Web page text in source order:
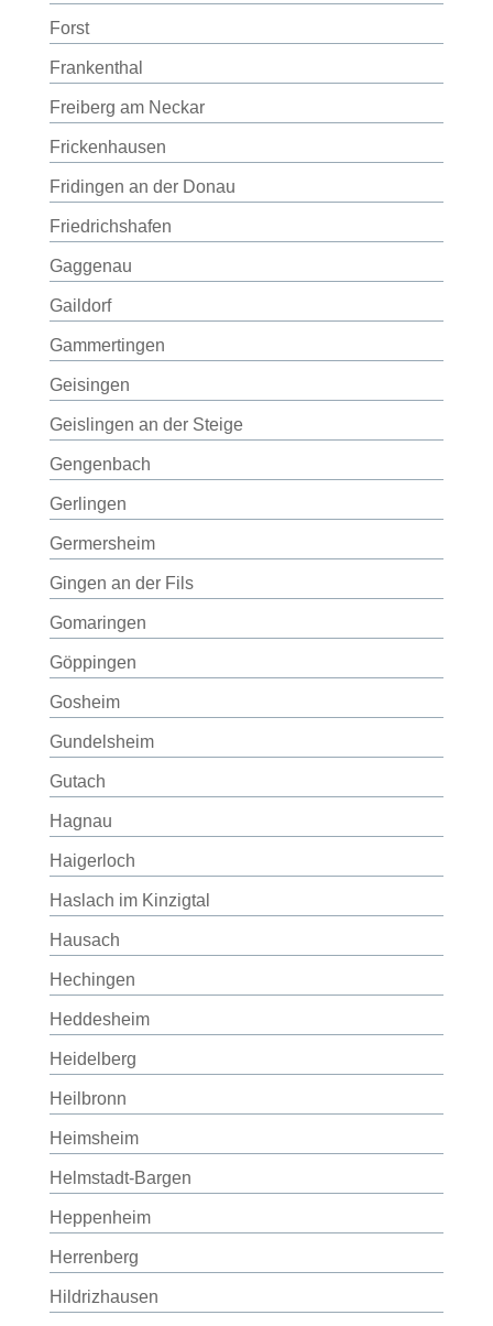
Forst
Frankenthal
Freiberg am Neckar
Frickenhausen
Fridingen an der Donau
Friedrichshafen
Gaggenau
Gaildorf
Gammertingen
Geisingen
Geislingen an der Steige
Gengenbach
Gerlingen
Germersheim
Gingen an der Fils
Gomaringen
Göppingen
Gosheim
Gundelsheim
Gutach
Hagnau
Haigerloch
Haslach im Kinzigtal
Hausach
Hechingen
Heddesheim
Heidelberg
Heilbronn
Heimsheim
Helmstadt-Bargen
Heppenheim
Herrenberg
Hildrizhausen